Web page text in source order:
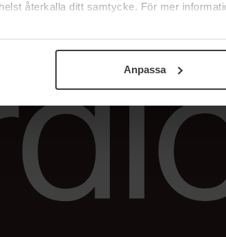
återkalla ditt samtycke. För mer
Anpassa
The Beauty Edit